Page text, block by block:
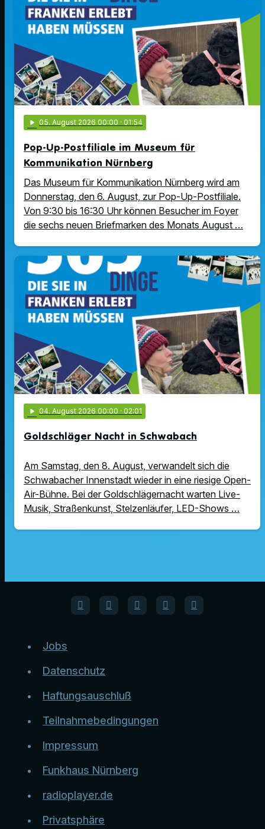
play_arrow 05. August 2026 00:00 · 01:54
Pop-Up-Postfiliale im Museum für
Kommunikation Nürnberg
Das Museum für Kommunikation Nürnberg wird am
Donnerstag, den 6. August, zur Pop-Up-Postfiliale.
Von 9:30 bis 16:30 Uhr können Besucher im Foyer
die sechs neuen Briefmarken des Monats August …
play_arrow 04. August 2026 00:00 · 02:01
Goldschläger Nacht in Schwabach
Am Samstag, den 8. August, verwandelt sich die
Schwabacher Innenstadt wieder in eine riesige Open-
Air-Bühne. Bei der Goldschlägernacht warten Live-
Musik, Straßenkunst, Stelzenläufer, LED-Shows …
Jobs
Datenschutz
Haftungsauschluß
Teilnahmebedingungen
Impressum
Funkhaus Nürnberg
radioplayer.de
Privatsphäre